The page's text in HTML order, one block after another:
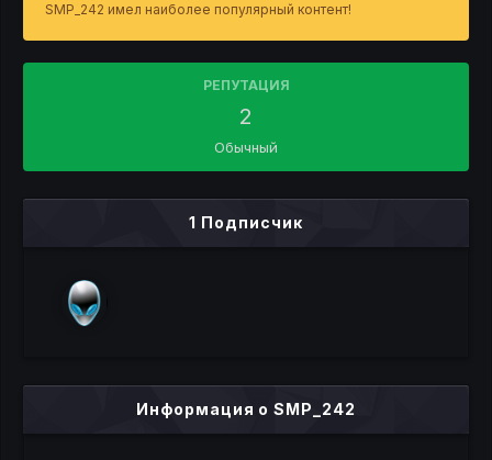
SMP_242 имел наиболее популярный контент!
РЕПУТАЦИЯ
2
Обычный
1 Подписчик
Информация о SMP_242